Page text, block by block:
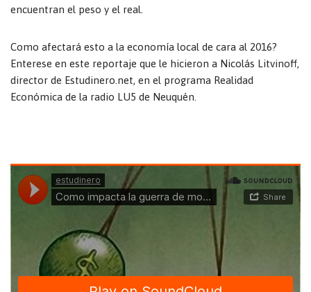
encuentran el peso y el real.
Como afectará esto a la economía local de cara al 2016?
Enterese en este reportaje que le hicieron a Nicolás Litvinoff,
director de Estudinero.net, en el programa Realidad
Económica de la radio LU5 de Neuquén.